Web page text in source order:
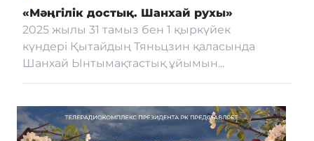
«Мәңгілік достық. Шанхай рухы»
2025 жылы 31 тамыз бен 1 қыркүйек
күндері Қытайдың Тяньцзин қаласында
Шанхай Ынтымақтастық ұйымын...